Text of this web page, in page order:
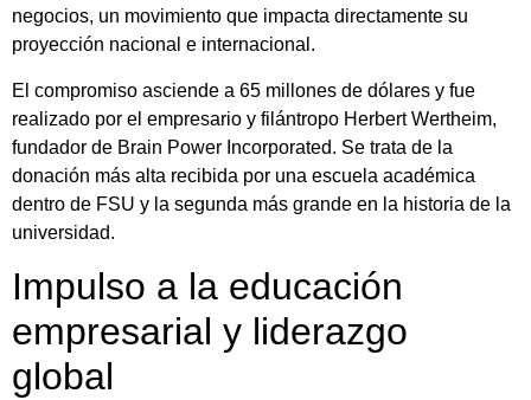
negocios, un movimiento que impacta directamente su
proyección nacional e internacional.
El compromiso asciende a 65 millones de dólares y fue
realizado por el empresario y filántropo Herbert Wertheim,
fundador de Brain Power Incorporated. Se trata de la
donación más alta recibida por una escuela académica
dentro de FSU y la segunda más grande en la historia de la
universidad.
Impulso a la educación
empresarial y liderazgo
global